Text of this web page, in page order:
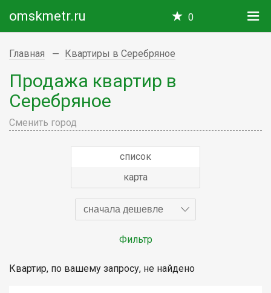
omskmetr.ru 0
Главная Квартиры в Серебряное
Продажа квартир в
Серебряное
Сменить город
список
карта
сначала дешевле
Фильтр
Квартир, по вашему запросу, не найдено